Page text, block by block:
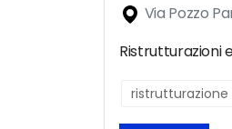
Via Pozzo
Ristrutturazioni
ristrutturazione